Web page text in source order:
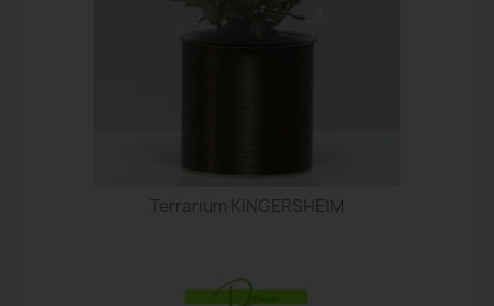
Terrarium KINGERSHEIM